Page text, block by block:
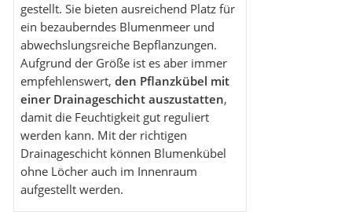
gestellt. Sie bieten ausreichend Platz für
ein bezauberndes Blumenmeer und
abwechslungsreiche Bepflanzungen.
Aufgrund der Größe ist es aber immer
empfehlenswert, den Pflanzkübel mit
einer Drainageschicht auszustatten,
damit die Feuchtigkeit gut reguliert
werden kann. Mit der richtigen
Drainageschicht können Blumenkübel
ohne Löcher auch im Innenraum
aufgestellt werden.